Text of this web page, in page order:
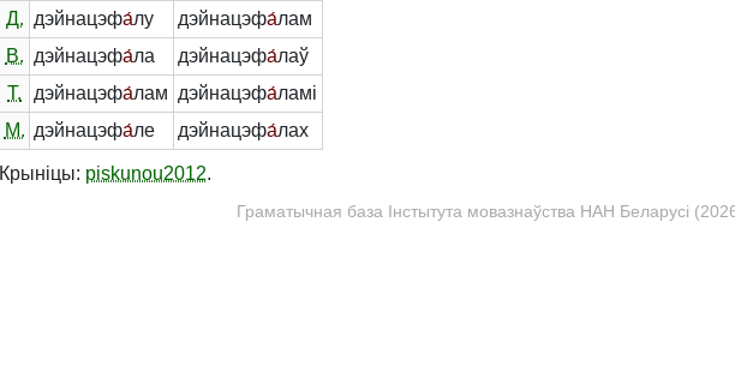
Д. дэйнацэфа́лу дэйнацэфа́лам
В. дэйнацэфа́ла дэйнацэфа́лаў
Т.
дэйнацэфа́лам дэйнацэфа́ламі
М. дэйнацэфа́ле дэйнацэфа́лах
Крыніцы: piskunou2012.
Граматычная база Інстытута мовазнаўства НАН Беларусі